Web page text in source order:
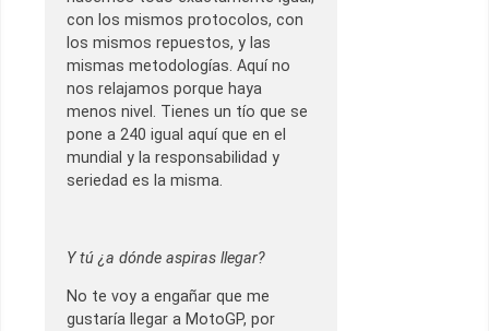
con los mismos protocolos, con
los mismos repuestos, y las
mismas metodologías. Aquí no
nos relajamos porque haya
menos nivel. Tienes un tío que se
pone a 240 igual aquí que en el
mundial y la responsabilidad y
seriedad es la misma.
Y tú ¿a dónde aspiras llegar?
No te voy a engañar que me
gustaría llegar a MotoGP, por